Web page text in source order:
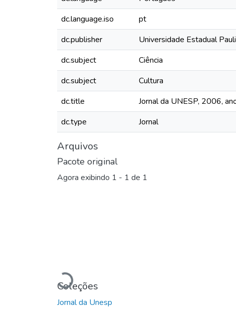
dc.language.iso
pt
dc.publisher
Universidade Estadual
dc.subject
Ciência
dc.subject
Cultura
dc.title
Jornal da UNESP, 2006,
dc.type
Jornal
Arquivos
Pacote original
Agora exibindo 1 - 1 de 1
Carregando...
Coleções
Jornal da Unesp